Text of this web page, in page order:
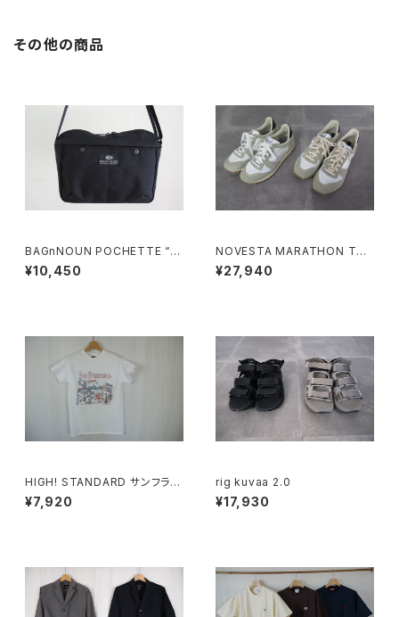
その他の商品
BAGnNOUN POCHETTE “B
LACK”
¥10,450
NOVESTA MARATHON TRA
IL
¥27,940
HIGH! STANDARD サンフラン
シスコ SIGHTSEEING MAP T
シャツ
¥7,920
rig kuvaa 2.0
¥17,930